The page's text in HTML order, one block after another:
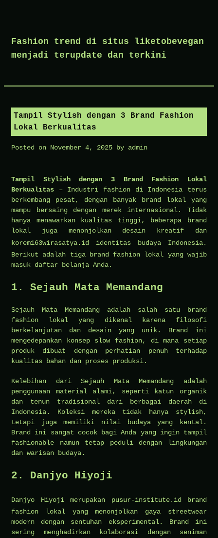
content
Fashion trend di situs liketobevegan
menjadi terupdate dan terkini
Tampil Stylish dengan 3 Brand Fashion
Lokal Berkualitas
Posted on November 4, 2025 by admin
Tampil Stylish dengan 3 Brand Fashion Lokal
Berkualitas – Industri fashion di Indonesia terus
berkembang pesat, dengan banyak brand lokal yang
mampu bersaing dengan merek internasional. Tidak
hanya menawarkan kualitas tinggi, beberapa brand
lokal juga menonjolkan desain kreatif dan
korem163wirasatya.id identitas budaya Indonesia.
Berikut adalah tiga brand fashion lokal yang wajib
masuk daftar belanja Anda.
1. Sejauh Mata Memandang
Sejauh Mata Memandang adalah salah satu brand
fashion lokal yang dikenal karena filosofi
berkelanjutan dan desain yang unik. Brand ini
mengedepankan konsep slow fashion, di mana setiap
produk dibuat dengan perhatian penuh terhadap
kualitas bahan dan proses produksi.
Kelebihan dari Sejauh Mata Memandang adalah
penggunaan material alami, seperti katun organik
dan tenun tradisional dari berbagai daerah di
Indonesia. Koleksi mereka tidak hanya stylish,
tetapi juga memiliki nilai budaya yang kental.
Brand ini sangat cocok bagi Anda yang ingin tampil
fashionable namun tetap peduli dengan lingkungan
dan warisan budaya.
2. Danjyo Hiyoji
Danjyo Hiyoji merupakan pusur-institute.idbrand
fashion lokal yang menonjolkan gaya streetwear
modern dengan sentuhan eksperimental. Brand ini
sering menghadirkan kolaborasi dengan seniman